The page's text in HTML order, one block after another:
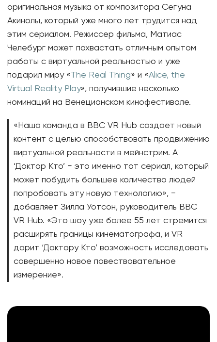
оригинальная музыка от композитора Сегуна
Акинолы, который уже много лет трудится над
этим сериалом. Режиссер фильма, Матиас
Челебург может похвастать отличным опытом
работы с виртуальной реальностью и уже
подарил миру «The Real Thing» и «Alice, the
Virtual Reality Play», получившие несколько
номинаций на Венецианском кинофестивале.
«Наша команда в BBC VR Hub создает новый
контент с целью способствовать продвижению
виртуальной реальности в мейнстрим. А
‘Доктор Кто’ − это именно тот сериал, который
может побудить большее количество людей
попробовать эту новую технологию», −
добавляет Зилла Уотсон, руководитель BBC
VR Hub. «Это шоу уже более 55 лет стремится
расширять границы кинематографа, и VR
дарит ‘Доктору Кто’ возможность исследовать
совершенно новое повествовательное
измерение».